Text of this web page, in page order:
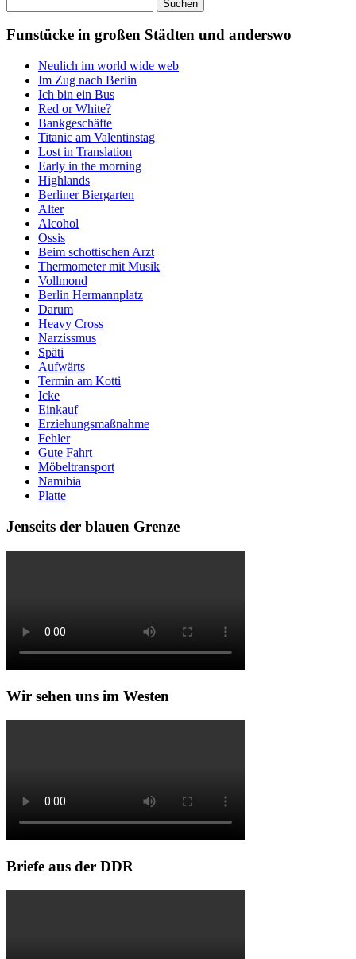
nach:
Funstücke in großen Städten und anderswo
Neulich im world wide web
Im Zug nach Berlin
Ich bin ein Bus
Red or White?
Bankgeschäfte
Titanic am Valentinstag
Lost in Translation
Early in the morning
Highlands
Berliner Biergarten
Alter
Alcohol
Ossis
Beim schottischen Arzt
Thermometer mit Musik
Vollmond
Berlin Hermannplatz
Darum
Heavy Cross
Narzissmus
Späti
Aufwärts
Termin am Kotti
Icke
Einkauf
Erziehungsmaßnahme
Fehler
Gute Fahrt
Möbeltransport
Namibia
Platte
Jenseits der blauen Grenze
Wir sehen uns im Westen
Briefe aus der DDR